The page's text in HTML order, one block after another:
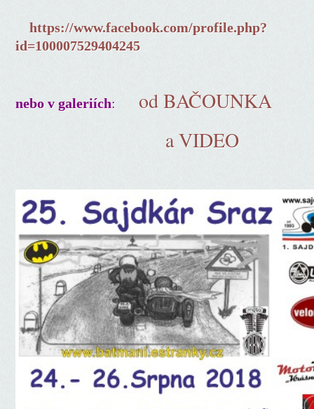
https://www.facebook.com/profile.php?
id=100007529404245
nebo v galeriích:od BAČOUNKA
a VIDEO